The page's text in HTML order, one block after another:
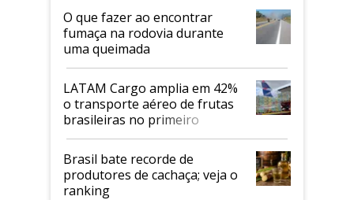
O que fazer ao encontrar
fumaça na rodovia durante
uma queimada
LATAM Cargo amplia em 42%
o transporte aéreo de frutas
brasileiras no primeiro
semestre
Brasil bate recorde de
produtores de cachaça; veja o
ranking